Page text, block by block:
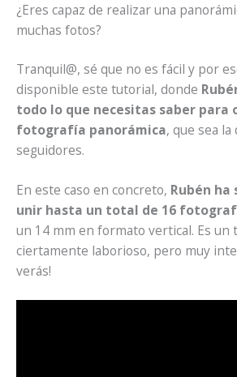
¿Eres capaz de realizar una
muchas fotos?
Tranquil@, sé que no es fácil y por
disponible este tutorial, donde
todo lo que necesitas saber para
fotografía panorámica, que sea
seguidores.
En este caso en concreto, Rubén ha
unir hasta un total de 16
un 14 mm en formato vertical. Es un
ciertamente laborioso, pero muy
verás!